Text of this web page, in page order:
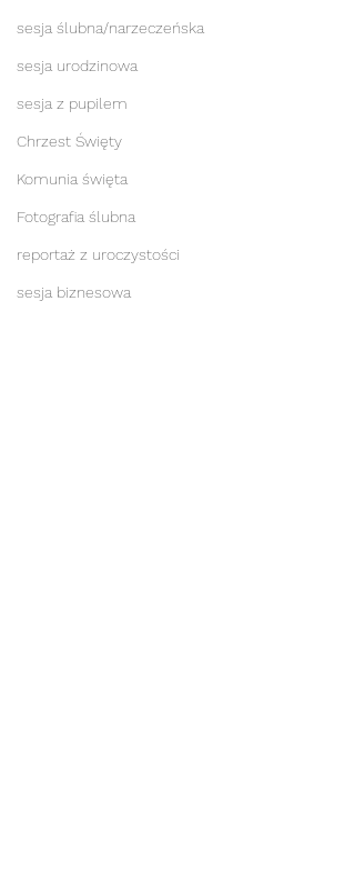
sesja ślubna/narzeczeńska
sesja urodzinowa
sesja z pupilem
Chrzest Święty
Komunia święta
Fotografia ślubna
reportaż z uroczystości
sesja biznesowa